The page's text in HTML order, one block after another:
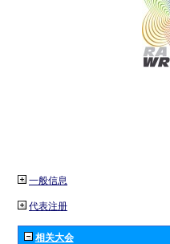
一般信息
代表注册
相关大会